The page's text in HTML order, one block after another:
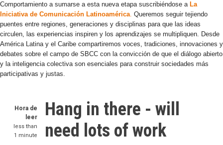
Comportamiento a sumarse a esta nueva etapa suscribiéndose a La
Iniciativa de Comunicación Latinoamérica. Queremos seguir tejiendo
puentes entre regiones, generaciones y disciplinas para que las ideas
circulen, las experiencias inspiren y los aprendizajes se multipliquen. Desde
América Latina y el Caribe compartiremos voces, tradiciones, innovaciones y
debates sobre el campo de SBCC con la convicción de que el diálogo abierto
y la inteligencia colectiva son esenciales para construir sociedades más
participativas y justas.
Hora de
leer
less than
1 minute
Hang in there - will
need lots of work